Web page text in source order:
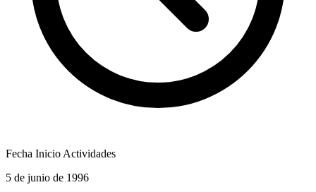
Fecha Inicio Actividades
5 de junio de 1996